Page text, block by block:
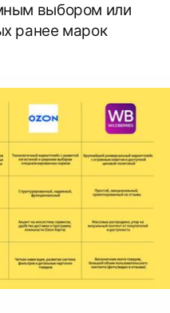
выбором или
ранее марок